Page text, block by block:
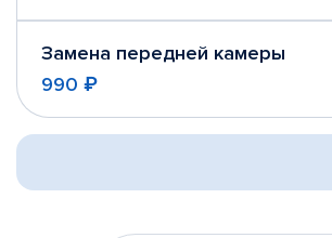
Замена передней камеры
990 ₽